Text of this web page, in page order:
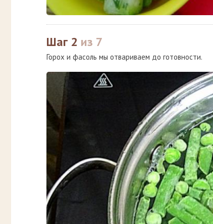
Шаг 2 из 7
Горох и фасоль мы отвариваем до готовности.